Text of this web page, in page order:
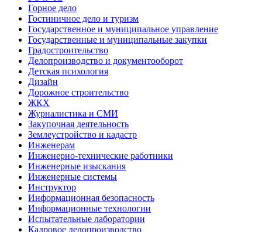
Горное дело
Гостиничное дело и туризм
Государственное и муниципальное управление
Государственные и муниципальные закупки
Градостроительство
Делопроизводство и документооборот
Детская психология
Дизайн
Дорожное строительство
ЖКХ
Журналистика и СМИ
Закупочная деятельность
Землеустройство и кадастр
Инженерам
Инженерно-технические работники
Инженерные изыскания
Инженерные системы
Инструктор
Информационная безопасность
Информационные технологии
Испытательные лаборатории
Кадровое делопроизводство